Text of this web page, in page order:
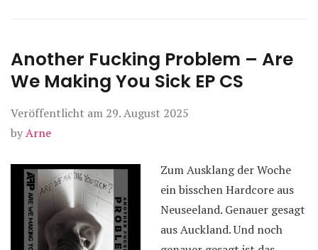
Another Fucking Problem – Are
We Making You Sick EP CS
Veröffentlicht am 29. August 2025
byArne
Zum Ausklang der Woche
ein bisschen Hardcore aus
Neuseeland. Genauer gesagt
aus Auckland. Und noch